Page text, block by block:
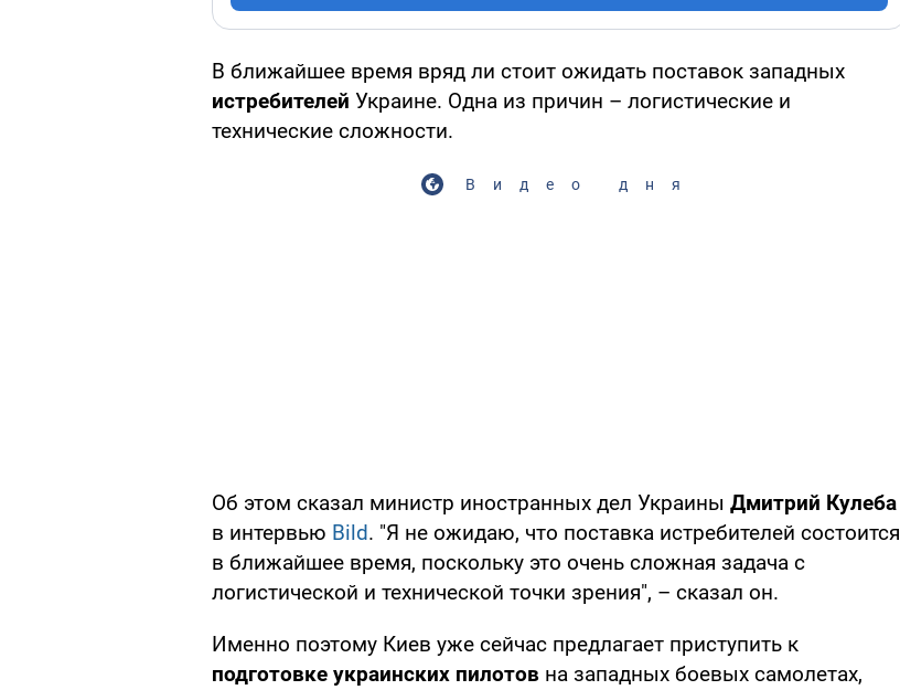
В ближайшее время вряд ли стоит ожидать поставок западных
истребителей Украине. Одна из причин – логистические и
технические сложности.
Видео дня
Об этом сказал министр иностранных дел Украины Дмитрий Кулеба
в интервью Bild. "Я не ожидаю, что поставка истребителей состоится
в ближайшее время, поскольку это очень сложная задача с
логистической и технической точки зрения", – сказал он.
Именно поэтому Киев уже сейчас предлагает приступить к
подготовке украинских пилотов на западных боевых самолетах,